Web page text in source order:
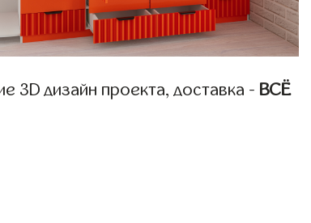
3D дизайн проекта, доставка - ВСЁ